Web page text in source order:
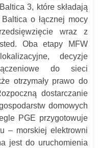
3, które składają
o łącznej mocy
wraz z
Oba etapy MFW
decyzje
do sieci
otrzymały prawo do
dostarczanie
domowych
PGE przygotowuje
– morskiej elektrowni
jest do uruchomienia